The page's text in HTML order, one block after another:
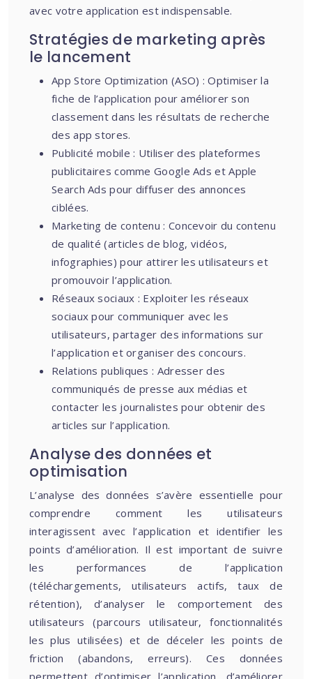
avec votre application est indispensable.
Stratégies de marketing après
le lancement
App Store Optimization (ASO) : Optimiser la
fiche de l’application pour améliorer son
classement dans les résultats de recherche
des app stores.
Publicité mobile : Utiliser des plateformes
publicitaires comme Google Ads et Apple
Search Ads pour diffuser des annonces
ciblées.
Marketing de contenu : Concevoir du contenu
de qualité (articles de blog, vidéos,
infographies) pour attirer les utilisateurs et
promouvoir l’application.
Réseaux sociaux : Exploiter les réseaux
sociaux pour communiquer avec les
utilisateurs, partager des informations sur
l’application et organiser des concours.
Relations publiques : Adresser des
communiqués de presse aux médias et
contacter les journalistes pour obtenir des
articles sur l’application.
Analyse des données et
optimisation
L’analyse des données s’avère essentielle pour
comprendre comment les utilisateurs
interagissent avec l’application et identifier les
points d’amélioration. Il est important de suivre
les performances de l’application
(téléchargements, utilisateurs actifs, taux de
rétention), d’analyser le comportement des
utilisateurs (parcours utilisateur, fonctionnalités
les plus utilisées) et de déceler les points de
friction (abandons, erreurs). Ces données
permettent d’optimiser l’application, d’améliorer